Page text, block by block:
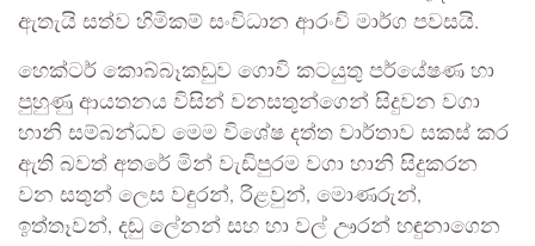
ඇතැයි සත්ව හිමිකම් සංවිධාන ආරංචි මාර්ග පවසයි.
හෙක්ටර් කොබ්බෑකඩුව ගොවි කටයුතු පර්යේෂණ හා
පුහුණු ආයතනය විසින් වනසතුන්ගෙන් සිදුවන වගා
හානි සම්බන්ධව මෙම විශේෂ දත්ත වාර්තාව සකස් කර
ඇති බවත් අතරේ මින් වැඩිපුරම වගා හානි සිදුකරන
වන සතුන් ලෙස වඳුරන්, රිළවුන්, මොණරුන්,
ඉත්තෑවන්, දඬු ලේනන් සහ හා වල් ඌරන් හඳුනාගෙන